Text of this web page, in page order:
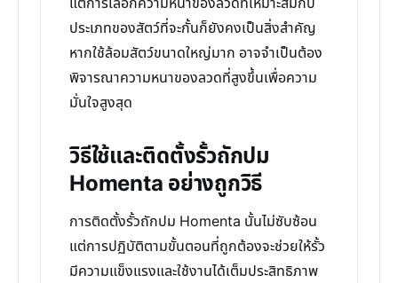
ประเภทของสัตว์ที่จะกั้นก็ยังคงเป็นสิ่งสำคัญ
หากใช้ล้อมสัตว์ขนาดใหญ่มาก อาจจำเป็นต้อง
พิจารณาความหนาของลวดที่สูงขึ้นเพื่อความ
มั่นใจสูงสุด
วิธีใช้และติดตั้งรั้วถักปม
Homenta อย่างถูกวิธี
การติดตั้งรั้วถักปม Homenta นั้นไม่ซับซ้อน
แต่การปฏิบัติตามขั้นตอนที่ถูกต้องจะช่วยให้รั้ว
มีความแข็งแรงและใช้งานได้เต็มประสิทธิภาพ